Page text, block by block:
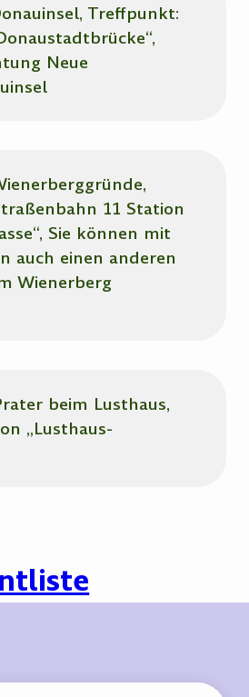
Treffpunkt:
Neue
11 Station
Sie können mit
auch einen anderen
Wienerberg
beim Lusthaus,
„Lusthaus-